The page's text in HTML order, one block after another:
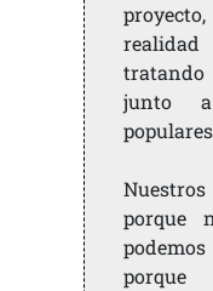
junto
porque